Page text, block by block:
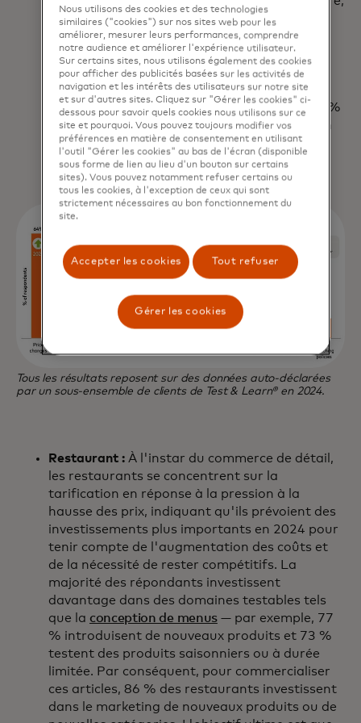
ce qui est potentiellement gagnant-gagnant
pour toutes les parties. Les détaillants se
concentrent également sur des stratégies de
merchandising pour améliorer l'efficacité et
stimuler les ventes. Par exemple, 59 %
investissent dans l'allocation d'espace et 52 %
allouent des ressources à la marchandisation
saisonnière.
Tous les résultats reposent sur des données auto-déclarées
par un sous-ensemble de clients de Test & Learn® en 2024.
Restaurant : À l'instar du commerce de détail,
les restaurants se concentrent sur la
tarification en réponse à la pression à la
hausse des prix, indiquant qu'ils prévoient des
investissements plus importants en 2024 pour
tenir compte de l'augmentation des coûts et
de la nécessité de rester compétitifs. La
majorité des répondants investissent
davantage dans des domaines testables tels
que la conception de menus— par exemple, 77
% introduisent de nouveaux produits et 73 %
testent des produits saisonniers ou à durée
limitée. Par conséquent, pour commercialiser
ces articles, 86 % des restaurants investissent
dans le marketing de nouveaux produits ou de
Nous utilisons des cookies et des technologies
similaires ("cookies") sur nos sites web pour les
améliorer, mesurer leurs performances, comprendre
notre audience et améliorer l'expérience utilisateur.
Sur certains sites, nous utilisons également des cookies
pour afficher des publicités basées sur les activités de
navigation et les intérêts des utilisateurs sur notre site
et sur d'autres sites. Cliquez sur "Gérer les cookies" ci-
dessous pour savoir quels cookies nous utilisons sur ce
site et pourquoi. Vous pouvez toujours modifier vos
préférences en matière de consentement en utilisant
l'outil "Gérer les cookies" au bas de l'écran (disponible
sous forme de lien au lieu d'un bouton sur certains
sites). Vous pouvez notamment refuser certains ou
tous les cookies, à l'exception de ceux qui sont
strictement nécessaires au bon fonctionnement du
site.
Accepter les cookies Tout refuser
Gérer les cookies